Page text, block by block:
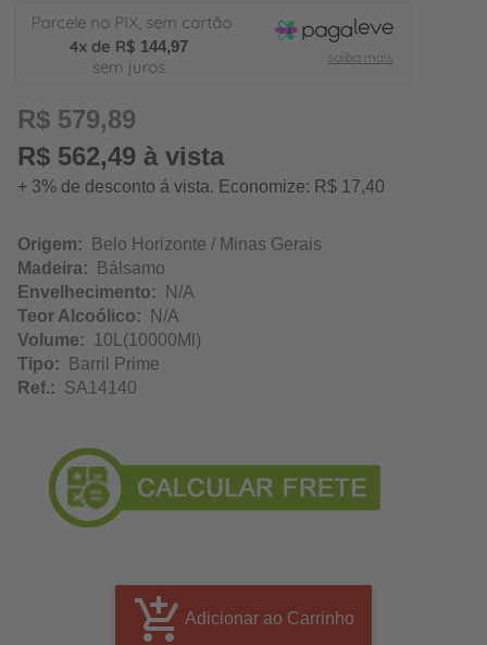
144,97
R$ 579,89
R$ 562,49 à vista
+ 3% de desconto á vista. Economize: R$ 17,40
Origem: Belo Horizonte / Minas Gerais
Madeira: Bálsamo
Envelhecimento: N/A
Teor Alcoólico: N/A
Volume: 10L(10000Ml)
Tipo: Barril Prime
Ref.: SA14140
Adicionar ao Carrinho